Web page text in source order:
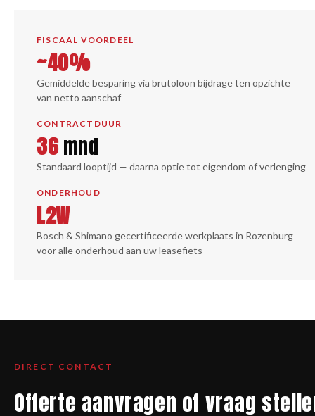
FISCAAL VOORDEEL
~40%
Gemiddelde besparing via brutoloon bijdrage ten opzichte
van netto aanschaf
CONTRACTDUUR
36mnd
Standaard looptijd — daarna optie tot eigendom of verlenging
ONDERHOUD
L2W
Bosch & Shimano gecertificeerde werkplaats in Rozenburg
voor alle onderhoud aan uw leasefiets
DIRECT CONTACT
Offerte aanvragen of vraag